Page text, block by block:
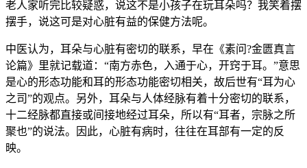
老人家听完比较疑惑，说这不是小孩子在玩耳朵吗？我笑着摆
摆手，说这可是对心脏有益的保健方法呢。
中医认为，耳朵与心脏有密切的联系，早在《素问?金匮真言
论篇》里就记载道：“南方赤色，入通于心，开窍于耳。”意思
是心的形态功能和耳的形态功能密切相关，故后世有“耳为心
之司”的观点。另外，耳朵与人体经脉有着十分密切的联系，
十二经脉都直接或间接地经过耳朵，所以有“耳者，宗脉之所
聚也”的说法。因此，心脏有病时，往往在耳部有一定的反
映。